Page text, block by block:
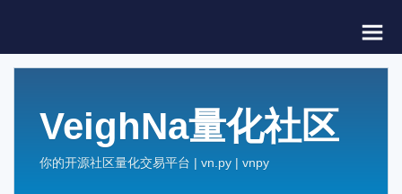
VeighNa量化社区
你的开源社区量化交易平台 | vn.py | vnpy